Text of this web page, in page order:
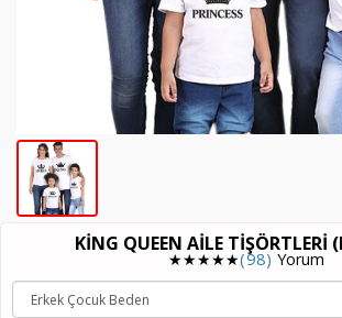
KING QUEEN AILE TIŞÖRTLERI
★★★★★(98) Yorum